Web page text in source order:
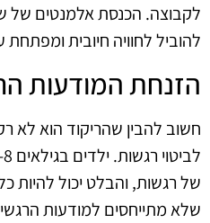
לקבוצה. הכנסת אלמנטים של
להוביל לחוויה חיובית
הזנחת המודעות
חשוב להבין שהריקוד הוא לא
של רגשות, והבלט יכול להיות
שלא מתייחסים למודעות